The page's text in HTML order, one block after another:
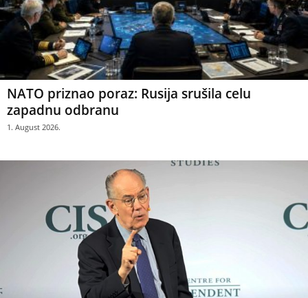
NATO priznao poraz: Rusija srušila celu
zapadnu odbranu
1. August 2026.